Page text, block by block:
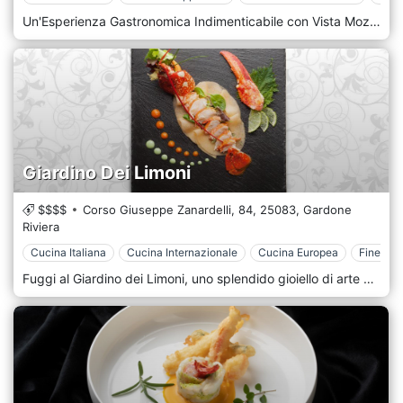
Un'Esperienza Gastronomica Indimenticabile con Vista Mozzafiato Il Solemar di Palermo si distingue come una destinazione d'eccellenza per gli amanti della buona cucina e delle atmosfere raffinate. Situato sul suggestivo Lungomare Cristoforo Colombo, nella zona dell'Addaura, il ristorante Solemar Club offre un'esperienza culinaria che va oltre il semplice pasto, trasformando pranzi e cene in momenti unici, avvolti da un panorama mozzafiato. Il Ristorante: Un Inno alla Tradizione Mediterranea con un Tocco Moderno Il cuore pulsante del Solemar è il suo ristorante, un ambiente accogliente e ricercato, caratterizzato da un design dalle linee essenziali che richiama la più squisita tradizione mediterranea. Le mura bianche e i dettagli dai colori naturali creano un'atmosfera elegante e rilassante, perfetta per assaporare le delizie proposte. La cucina del Solemar celebra i sapori autentici della tradizione italiana e mediterranea, con un'attenzione particolare alla freschezza e alla qualità degli ingredienti. Il menu, curato e variegato, spazia da antipasti creativi a primi piatti che esaltano i prodotti del territorio, fino a secondi di pesce fresco e carni selezionate. Tra le proposte si possono trovare specialità come tartare, risotti, paste fresche come le busiate e classici intramontabili come gli spaghetti alle vongole, il tutto presentato con un tocco di originalità. Ciò che rende l'esperienza al Solemar veramente speciale è l'attenzione dedicata a ogni dettaglio. Il servizio accurato sposa professionalità e simpatia, creando un ambiente caloroso e familiare dove ogni ospite si sente coccolato. Il personale è pronto a consigliare e guidare nella scelta dei piatti e degli abbinamenti con una selezionata carta dei vini. L'obiettivo è offrire non solo un pasto, ma un vero e proprio viaggio sensoriale, dove sapori, profumi, luci e suoni si fondono in un'armonia perfetta. Oltre la Cena: Relax e Intrattenimento L'esperienza al Solemar non si conclude con il dessert. Dopo cena, gli ospiti possono concedersi il piacere di un drink nei confortevoli salotti, lasciandosi cullare dalla musica e dall'atmosfera incantevole. È il luogo ideale per prolungare la serata in compagnia, godendo della brezza marina e della vista. Non Solo Ristorante: Spazi per Eventi Grazie alla sua posizione privilegiata e agli ampi spazi, il Solemar Club si propone anche come location esclusiva per eventi privati e cerimonie, come matrimoni, trasformando ogni occasione speciale in un ricordo indimenticabile. Il Solemar di Palermo è quindi molto più di un semplice ristorante: è un luogo dove la passione per l'ospitalità e l'alta cucina si incontrano, regalando emozioni e sapori autentici in una cornice di rara bellezza. Un indirizzo da non perdere per chi cerca un'esperienza gastronomica completa e appagante nel capoluogo siciliano.
Giardino Dei Limoni
$$$$ Corso Giuseppe Zanardelli, 84, 25083, Gardone
Riviera
Cucina Italiana Cucina Internazionale Cucina Europea Fine
Fuggi al Giardino dei Limoni, uno splendido gioiello di arte culinaria, immerso nel romantico abbraccio di Gardone Riviera, in Lombardia. Posizionato tra i paesaggi lussureggianti e verdeggianti di questo paradiso italiano, il nostro ristorante è un santuario dove la gastronomia e la tranquillità sbocciano, offrendo ai nostri clienti un'esperienza culinaria unica e sentita. Entra nel nostro mondo dove il fascino aromatico dei limoneti si intreccia con gli squisiti sapori della cucina lombarda, creando una sinfonia senza precedenti per i sensi. Al Giardino dei Limoni, la nostra visione è quella di fornire un luogo in cui le tradizioni culinarie italiane senza tempo si fondono perfettamente con una gastronomia moderna e innovativa. Il risultato è un menu che onora le nostre radici ed entusiasma il palato contemporaneo. Avvolti in un'atmosfera serena, i nostri spazi da pranzo sussurrano storie di eleganza italiana e raffinatezza moderna, unendosi armoniosamente per offrire un ambiente intimo e accogliente. Sia che cenate tra i lussureggianti limoneti del nostro incantevole giardino o nell'elegante tranquillità dei nostri spazi interni, il Giardino dei Limoni offre uno scenario di pacifica raffinatezza, ideale per ogni occasione. Il viaggio culinario al Giardino dei Limoni è profondamente intrecciato con il fertile suolo lombardo, garantendo che ogni piatto risuoni con i sapori autentici della regione. I nostri chef, artigiani del gusto, fondono ingredienti freschi e di provenienza locale per creare parole che sono allo stesso tempo un cenno al passato e un'ondata al futuro della cucina italiana. Gli agrumi vibranti e freschi dei nostri limoneti aggiungono un tocco piccante e caratteristico ai nostri piatti, incantando il tuo palato con una cascata di sapori.